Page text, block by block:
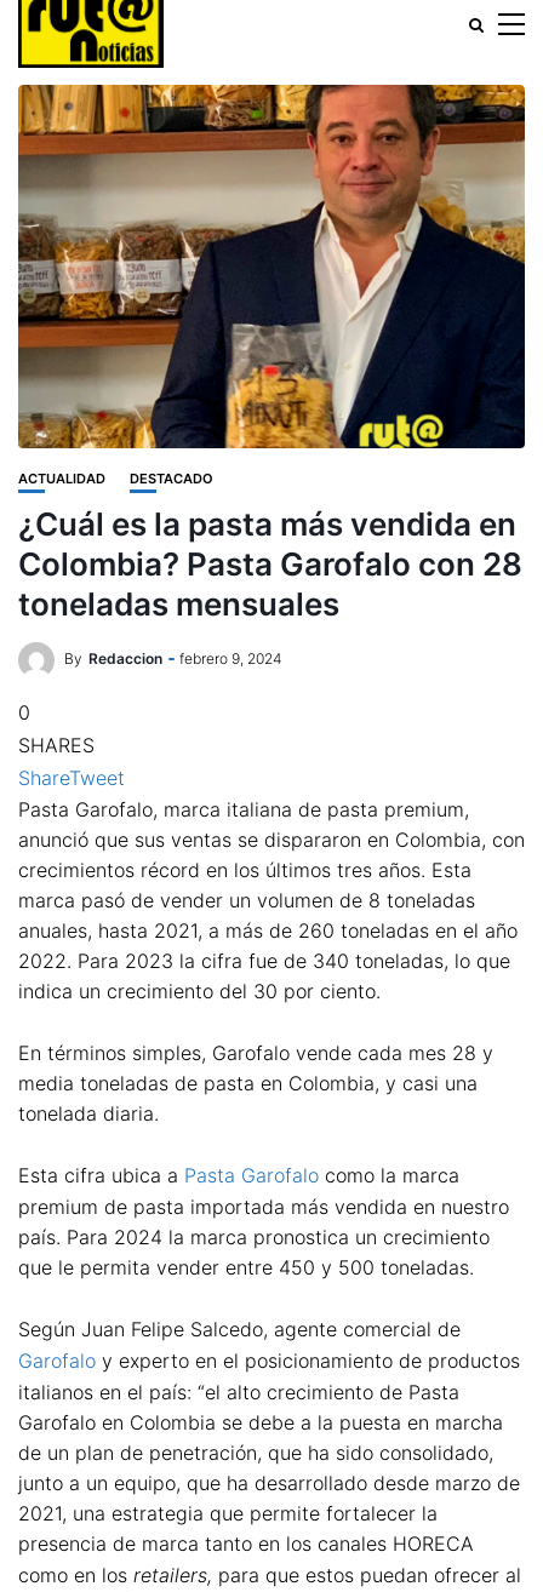
ACTUALIDAD DESTACADO
¿Cuál es la pasta más vendida en
Colombia? Pasta Garofalo con 28
toneladas mensuales
By Redaccion febrero 9, 2024
0
SHARES
ShareTweet
Pasta Garofalo, marca italiana de pasta premium,
anunció que sus ventas se dispararon en Colombia, con
crecimientos récord en los últimos tres años. Esta
marca pasó de vender un volumen de 8 toneladas
anuales, hasta 2021, a más de 260 toneladas en el año
2022. Para 2023 la cifra fue de 340 toneladas, lo que
indica un crecimiento del 30 por ciento.
En términos simples, Garofalo vende cada mes 28 y
media toneladas de pasta en Colombia, y casi una
tonelada diaria.
Esta cifra ubica a Pasta Garofalo como la marca
premium de pasta importada más vendida en nuestro
país. Para 2024 la marca pronostica un crecimiento
que le permita vender entre 450 y 500 toneladas.
Según Juan Felipe Salcedo, agente comercial de
Garofalo y experto en el posicionamiento de productos
italianos en el país: “el alto crecimiento de Pasta
Garofalo en Colombia se debe a la puesta en marcha
de un plan de penetración, que ha sido consolidado,
junto a un equipo, que ha desarrollado desde marzo de
2021, una estrategia que permite fortalecer la
presencia de marca tanto en los canales HORECA
como en los retailers, para que estos puedan ofrecer al